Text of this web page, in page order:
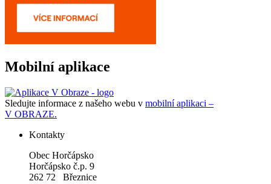
Mobilní aplikace
Sledujte informace z našeho webu v mobilní aplikaci –
V OBRAZE.
Kontakty
Obec Horčápsko
Horčápsko č.p. 9
262 72 Březnice